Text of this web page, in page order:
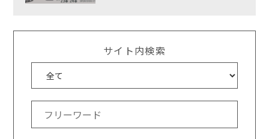
サイト内検索